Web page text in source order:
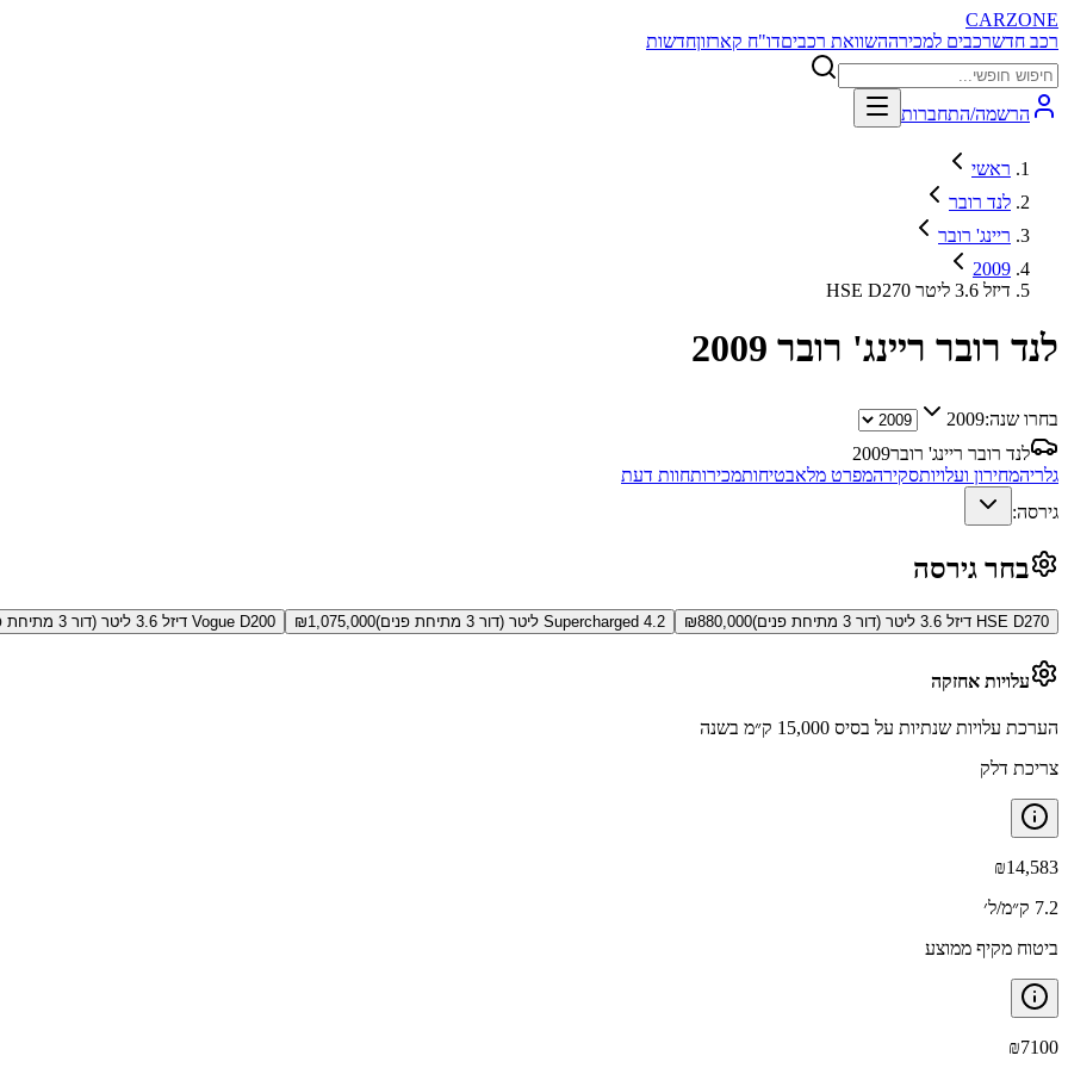
CARZONE
רכב חדשרכבים למכירההשוואת רכביםדו"ח קארזוןחדשות
הרשמה/התחברות
ראשי
לנד רובר
ריינג' רובר
2009
HSE D270 דיזל 3.6 ליטר
לנד רובר ריינג' רובר 2009
בחרו שנה:2009
לנד רובר ריינג' רובר2009
גלריהמחירון ועלויותסקירהמפרט מלאבטיחותמכירותחוות דעת
גירסה:
בחר גירסה
HSE D270 דיזל 3.6 ליטר (דור 3 מתיחת פנים) ₪880,000 Supercharged 4.2 ליטר (דור 3 מתיחת פנים) ₪1,075,000 Vogue D200 דיזל 3.6 ליטר (דור 3 מתיחת פנים)
עלויות אחזקה
הערכת עלויות שנתיות על בסיס 15,000 ק״מ בשנה
צריכת דלק
₪14,583
7.2 ק״מ/ל׳
ביטוח מקיף ממוצע
₪7100